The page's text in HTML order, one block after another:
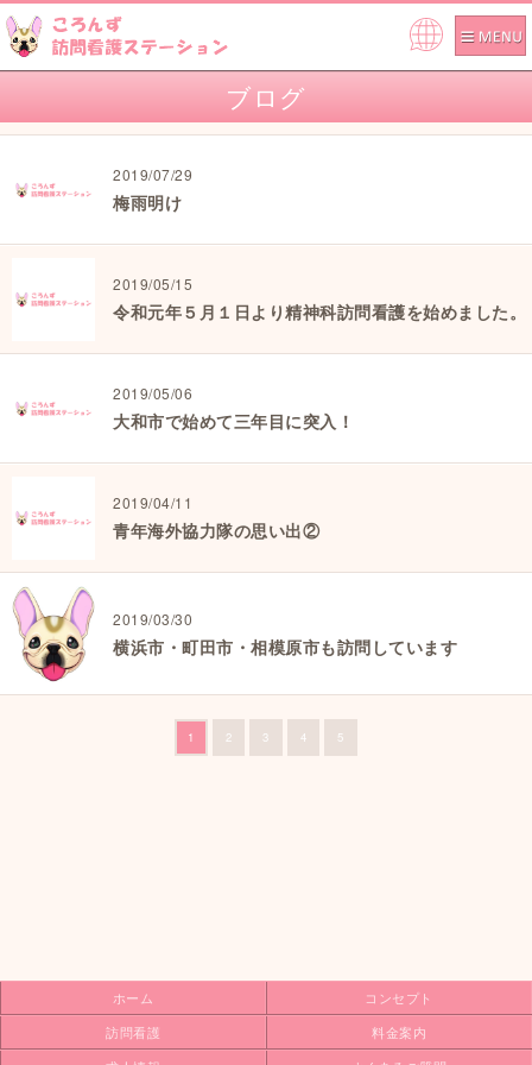
ブログ
2019/07/29
梅雨明け
2019/05/15
令和元年５月１日より精神科訪問看護を始めました。
2019/05/06
大和市で始めて三年目に突入！
2019/04/11
青年海外協力隊の思い出②
2019/03/30
横浜市・町田市・相模原市も訪問しています
1 2 3 4 5
ホーム
コンセプト
訪問看護
料金案内